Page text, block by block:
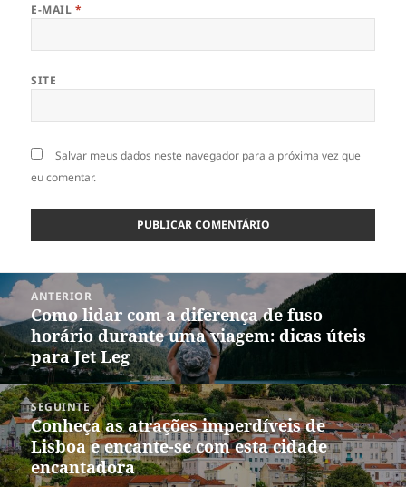
E-MAIL *
SITE
Salvar meus dados neste navegador para a próxima vez que
eu comentar.
Navegação
Post
ANTERIOR
Post
anterior:
Como lidar com a diferença de fuso
horário durante uma viagem: dicas úteis
para Jet Leg
SEGUINTE
Próximo
post:
Conheça as atrações imperdíveis de
Lisboa e encante-se com esta cidade
encantadora